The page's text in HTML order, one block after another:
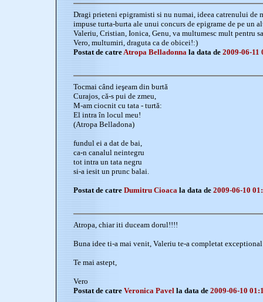
Dragi prieteni epigramisti si nu numai, ideea catrenului de
impuse turta-burta ale unui concurs de epigrame de pe un
Valeriu, Cristian, Ionica, Genu, va multumesc mult pentru
Vero, multumiri, draguta ca de obicei!:)
Postat de catreAtropa Belladonna la data de 2009-06-11
Tocmai când ieşeam din burtă
Curajos, că-s pui de zmeu,
M-am ciocnit cu tata - turtă:
El intra în locul meu!
(Atropa Belladona)
fundul ei a dat de bai,
ca-n canalul neintegru
tot intra un tata negru
si-a iesit un prunc balai.
Postat de catre Dumitru Cioaca la data de 2009-06-10
Atropa, chiar iti duceam dorul!!!!
Buna idee ti-a mai venit, Valeriu te-a completat
Te mai astept,
Vero
Postat de catre Veronica Pavel la data de 2009-06-10